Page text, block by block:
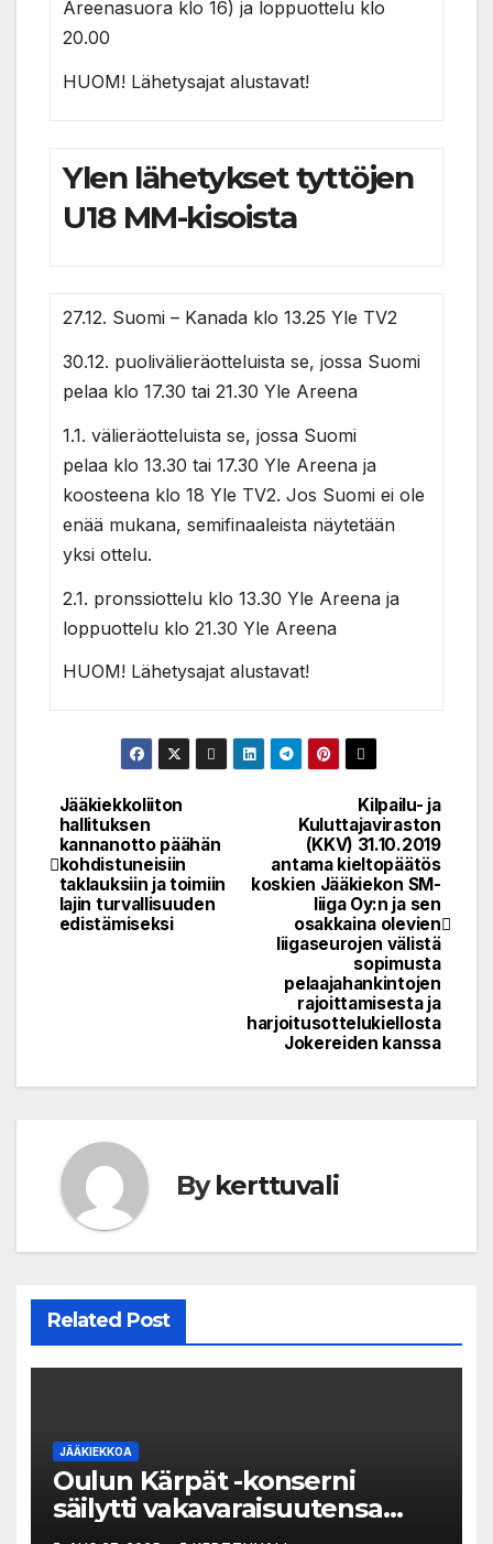
Areenasuora klo 16) ja loppuottelu klo
20.00
HUOM! Lähetysajat alustavat!
Ylen lähetykset tyttöjen
U18 MM-kisoista
27.12. Suomi – Kanada klo 13.25 Yle TV2
30.12. puolivälieräotteluista se, jossa Suomi
pelaa klo 17.30 tai 21.30 Yle Areena
1.1. välieräotteluista se, jossa Suomi
pelaa klo 13.30 tai 17.30 Yle Areena ja
koosteena klo 18 Yle TV2. Jos Suomi ei ole
enää mukana, semifinaaleista näytetään
yksi ottelu.
2.1. pronssiottelu klo 13.30 Yle Areena ja
loppuottelu klo 21.30 Yle Areena
HUOM! Lähetysajat alustavat!
Post
navigation
Kilpailu- ja
Kuluttajaviraston
(KKV) 31.10.2019
antama kieltopäätös
koskien Jääkiekon SM-
liiga Oy:n ja sen
osakkaina olevien
liigaseurojen välistä
sopimusta
pelaajahankintojen
rajoittamisesta ja
harjoitusottelukiellosta
Jokereiden kanssa
Jääkiekkoliiton
hallituksen
kannanotto päähän
kohdistuneisiin
taklauksiin ja toimiin
lajin turvallisuuden
edistämiseksi
Bykerttuvali
Related Post
JÄÄKIEKKOA
Oulun Kärpät -konserni
säilytti vakavaraisuutensa
vaikeallakin kaudella